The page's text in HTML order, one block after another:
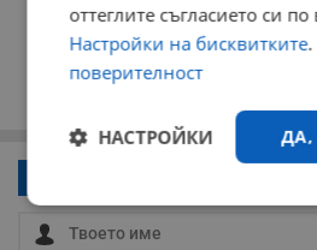
оттеглите съгласието си
Настройки на бисквитките.
поверителност
ДА,
НАСТРОЙКИ
Строго
необходимо